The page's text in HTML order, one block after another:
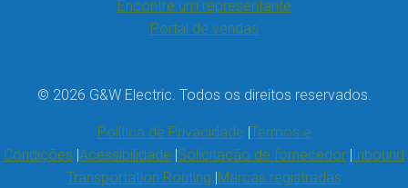
Encontre um representante
Portal de vendas
© 2026 G&W Electric. Todos os direitos reservados.
Política de Privacidade Termos e
Condições Acessibilidade Solicitação de fornecedor
Inbound
Transportation Routing Marcas registradas